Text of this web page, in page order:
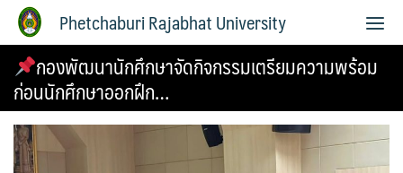
Phetchaburi Rajabhat University
กองพัฒนานักศึกษาจัดกิจกรรมเตรียมความพร้อม
ก่อนนักศึกษาออกฝึก…